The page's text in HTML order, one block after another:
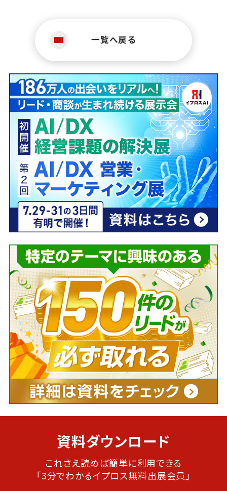
一覧へ戻る
資料ダウンロード
これさえ読めば簡単に利用できる
「3分でわかるイプロス無料出展会員」